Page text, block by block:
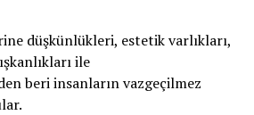
düşkünlükleri, estetik varlıkları,
ile
beri insanların vazgeçilmez